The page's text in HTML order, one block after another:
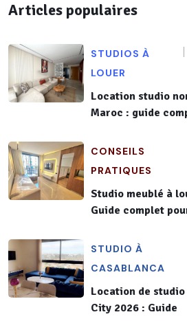
Articles populaires
STUDIOS À
LOUER
Location studio
Maroc : guide
CONSEILS
PRATIQUES
Studio meublé à
Guide complet
STUDIO À
CASABLANCA
Location de studio
City 2026 : Guide